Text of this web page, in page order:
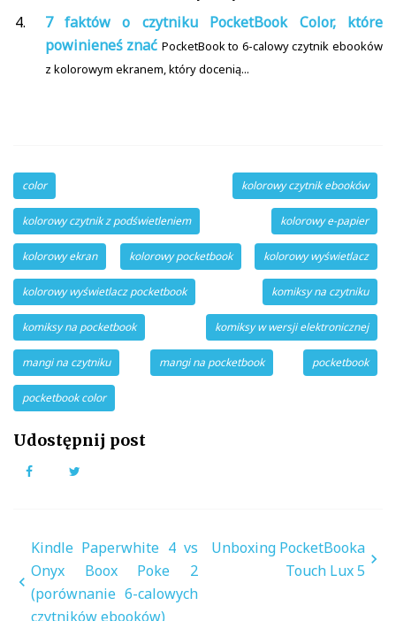
7 faktów o czytniku PocketBook Color, które
powinieneś znać PocketBook to 6-calowy czytnik ebooków
z kolorowym ekranem, który docenią...
color kolorowy czytnik ebooków
kolorowy czytnik z podświetleniem kolorowy e-papier
kolorowy ekran kolorowy pocketbook kolorowy wyświetlacz
kolorowy wyświetlacz pocketbook komiksy na czytniku
komiksy na pocketbook komiksy w wersji elektronicznej
mangi na czytniku mangi na pocketbook pocketbook
pocketbook color
Udostępnij post
Facebook
Nawigacja
wpisu
Kindle Paperwhite 4 vs
Onyx Boox Poke 2
(porównanie 6-calowych
czytników ebooków)
Unboxing PocketBooka
Touch Lux 5